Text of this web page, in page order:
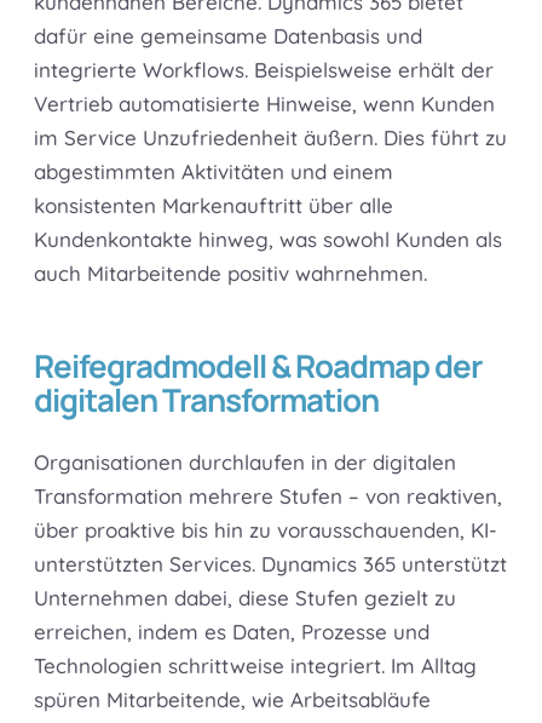
dafür eine gemeinsame Datenbasis und
integrierte Workflows. Beispielsweise erhält der
Vertrieb automatisierte Hinweise, wenn Kunden
im Service Unzufriedenheit äußern. Dies führt zu
abgestimmten Aktivitäten und einem
konsistenten Markenauftritt über alle
Kundenkontakte hinweg, was sowohl Kunden als
auch Mitarbeitende positiv wahrnehmen.
Reifegradmodell & Roadmap der
digitalen Transformation
Organisationen durchlaufen in der digitalen
Transformation mehrere Stufen – von reaktiven,
über proaktive bis hin zu vorausschauenden, KI-
unterstützten Services. Dynamics 365 unterstützt
Unternehmen dabei, diese Stufen gezielt zu
erreichen, indem es Daten, Prozesse und
Technologien schrittweise integriert. Im Alltag
spüren Mitarbeitende, wie Arbeitsabläufe